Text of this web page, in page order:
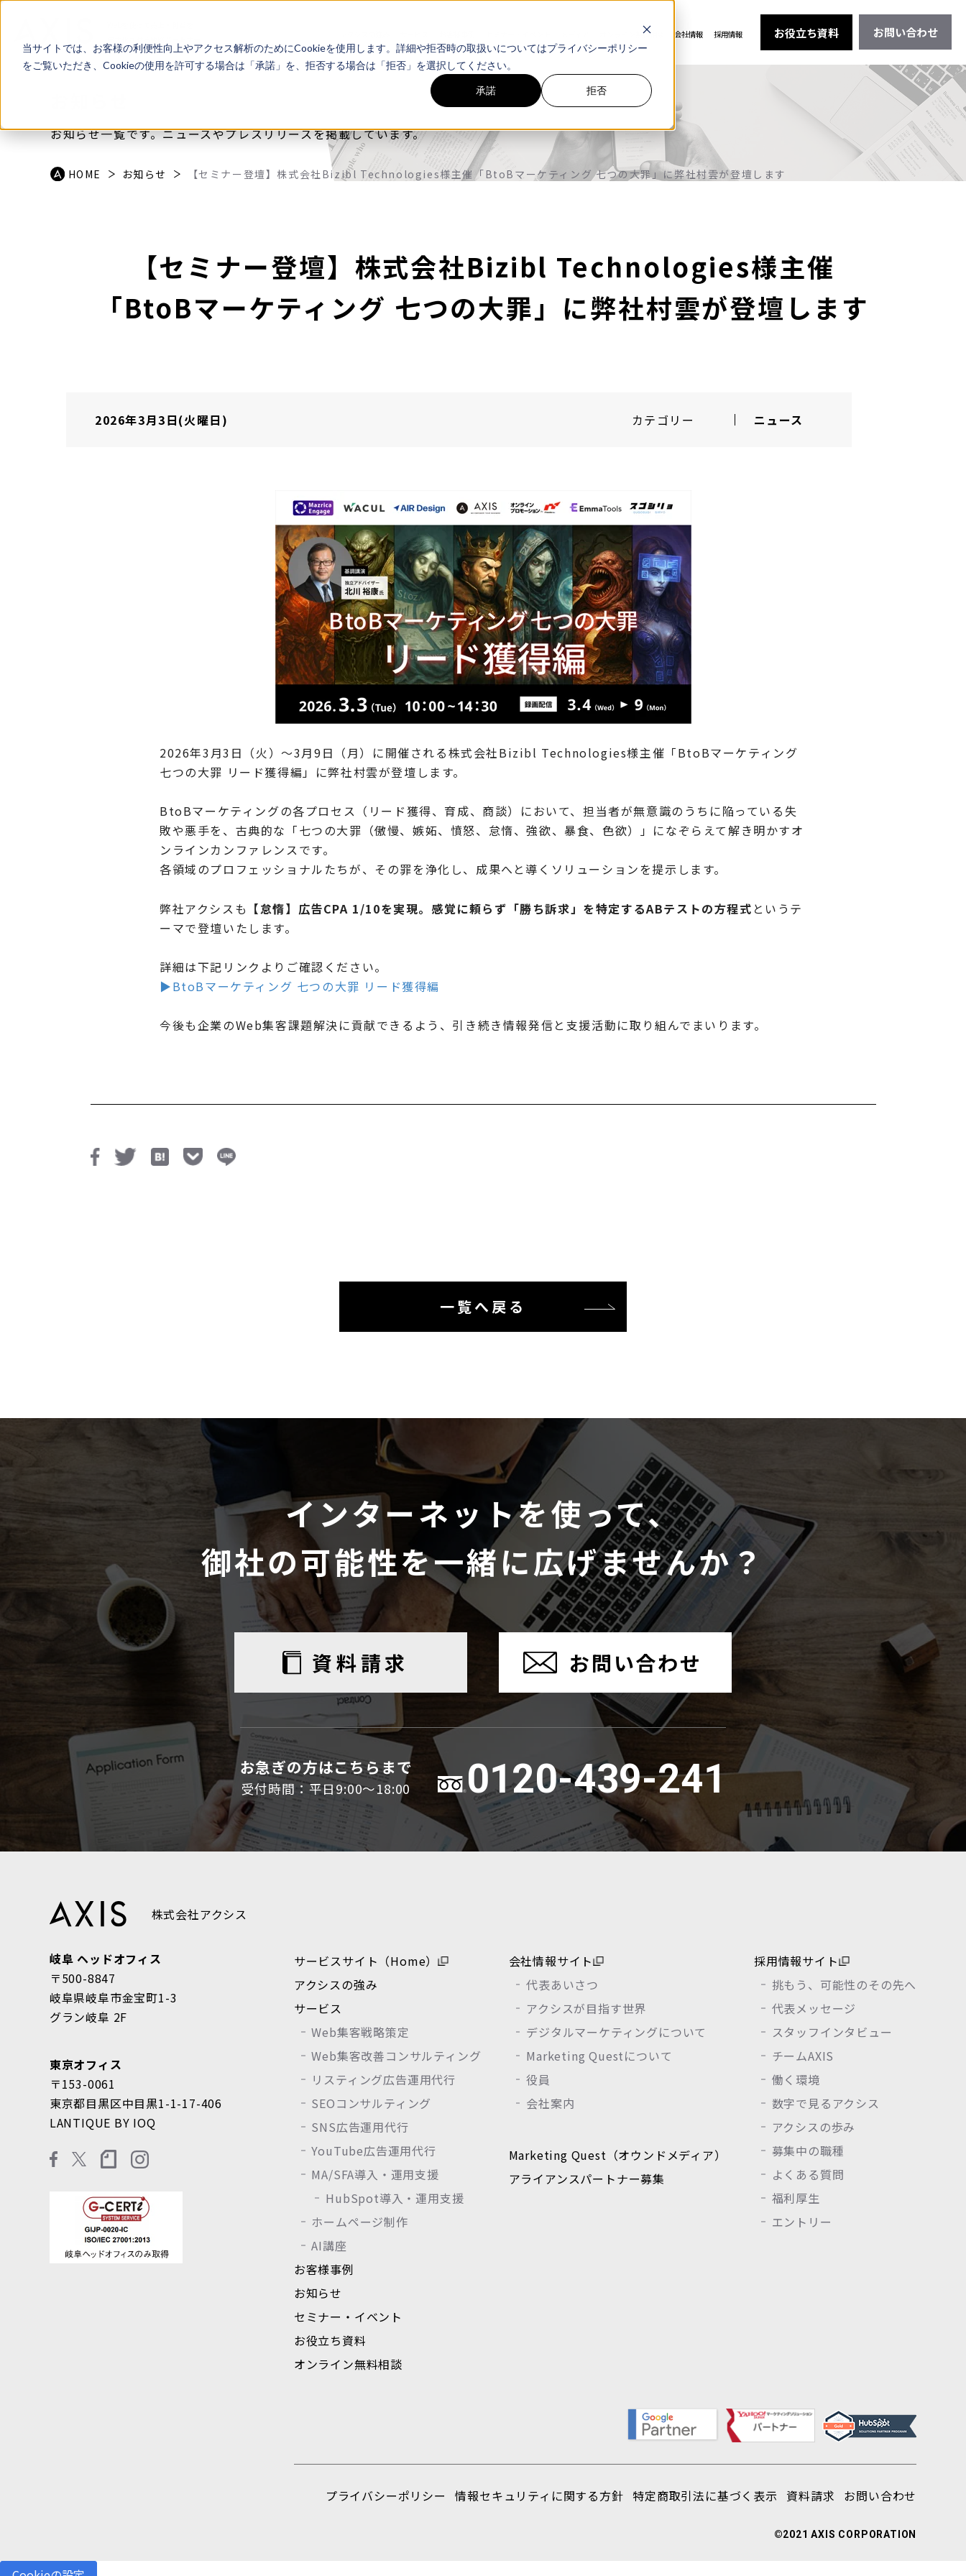
当サイトでは、お客様の利便性向上やアクセス解析のためにCookieを使用します。詳細や拒否時の取扱いについてはプライバシーポリシー
をご覧いただき、Cookieの使用を許可する場合は「承諾」を、拒否する場合は「拒否」を選択してください。
承諾 拒否
オンライン無料相談 会社情報 採用情報 お役立ち資料 お問い合わせ
お知らせ一覧です。ニュースやプレスリリースを掲載しています。
HOME お知らせ 【セミナー登壇】株式会社Bizibl Technologies様主催「BtoBマーケティング 七つの大罪」に弊社村雲が登壇します
【セミナー登壇】株式会社Bizibl Technologies様主催
「BtoBマーケティング 七つの大罪」に弊社村雲が登壇します
2026年3月3日(火曜日) カテゴリー ニュース
2026年3月3日（火）～3月9日（月）に開催される株式会社Bizibl Technologies様主催「BtoBマーケティング
七つの大罪 リード獲得編」に弊社村雲が登壇します。
BtoBマーケティングの各プロセス（リード獲得、育成、商談）において、担当者が無意識のうちに陥っている失
敗や悪手を、古典的な「七つの大罪（傲慢、嫉妬、憤怒、怠惰、強欲、暴食、色欲）」になぞらえて解き明かすオ
ンラインカンファレンスです。
各領域のプロフェッショナルたちが、その罪を浄化し、成果へと導くソリューションを提示します。
弊社アクシスも 【怠惰】広告CPA 1/10を実現。感覚に頼らず「勝ち訴求」を特定するABテストの方程式 というテ
ーマで登壇いたします。
詳細は下記リンクよりご確認ください。
▶︎BtoBマーケティング 七つの大罪 リード獲得編
今後も企業のWeb集客課題解決に貢献できるよう、引き続き情報発信と支援活動に取り組んでまいります。
一覧へ戻る
インターネットを使って、
御社の可能性を一緒に広げませんか？
資料請求 お問い合わせ
お急ぎの方はこちらまで
受付時間：平日9:00～18:00 0120-439-241
株式会社アクシス
岐阜 ヘッドオフィス
〒500-8847
岐阜県岐阜市金宝町1-3
グラン岐阜 2F
東京オフィス
〒153-0061
東京都目黒区中目黒1-1-17-406
LANTIQUE BY IOQ
サービスサイト（Home）
アクシスの強み
サービス
Web集客戦略策定
Web集客改善コンサルティング
リスティング広告運用代行
SEOコンサルティング
SNS広告運用代行
YouTube広告運用代行
MA/SFA導入・運用支援
HubSpot導入・運用支援
ホームページ制作
AI講座
お客様事例
お知らせ
セミナー・イベント
お役立ち資料
オンライン無料相談
会社情報サイト
代表あいさつ
アクシスが目指す世界
デジタルマーケティングについて
Marketing Questについて
役員
会社案内
Marketing Quest（オウンドメディア）
アライアンスパートナー募集
採用情報サイト
挑もう、可能性のその先へ
代表メッセージ
スタッフインタビュー
チームAXIS
働く環境
数字で見るアクシス
アクシスの歩み
募集中の職種
よくある質問
福利厚生
エントリー
プライバシーポリシー 情報セキュリティに関する方針 特定商取引法に基づく表示 資料請求 お問い合わせ
©2021 AXIS CORPORATION